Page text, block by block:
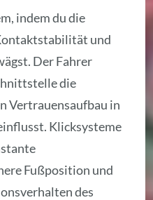
indem du die
und
Der Fahrer
die
Vertrauensaufbau in
Klicksysteme
Fußposition und
des